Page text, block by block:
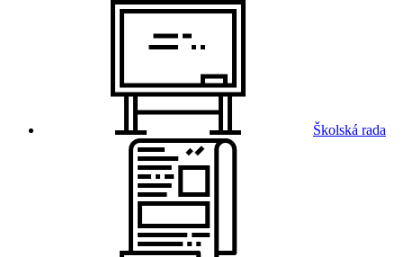
Školská rada